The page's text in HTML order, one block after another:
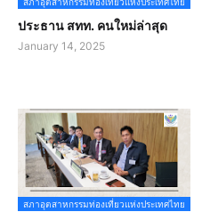
ประธาน สทท. คนใหม่ล่าสุด
January 14, 2025
สภาอุตสาหกรรมท่องเที่ยวแห่งประเทศไทย